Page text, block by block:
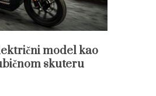
model kao
skuteru